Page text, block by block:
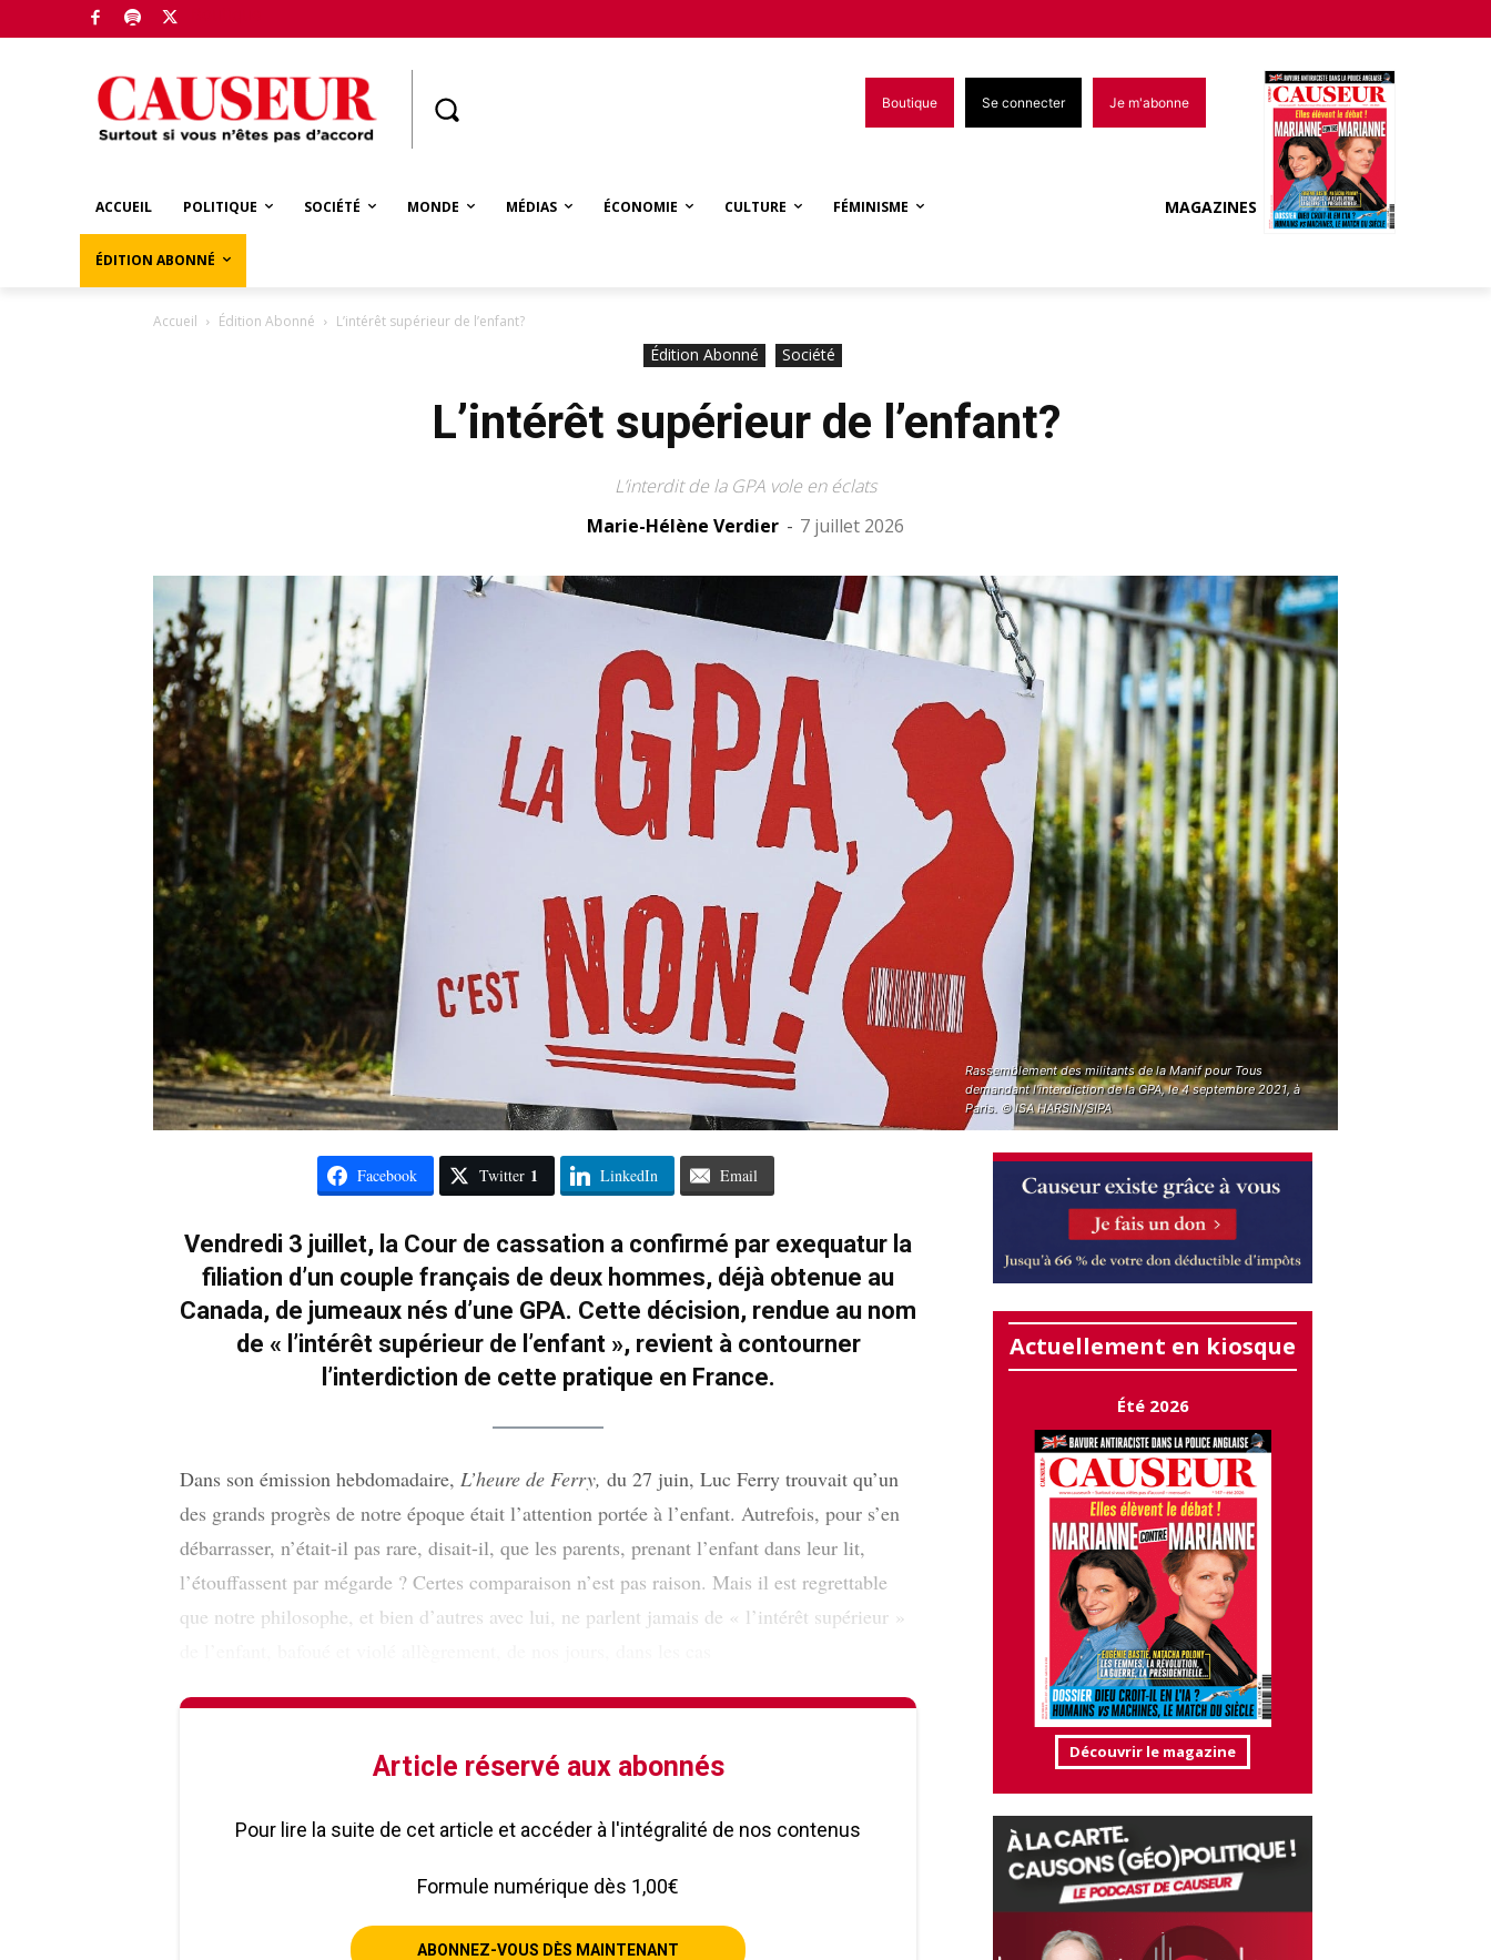
Boutique Se connecter Je m'abonne
ACCUEIL POLITIQUE SOCIÉTÉ MONDE MÉDIAS ÉCONOMIE CULTURE FÉMINISME
ÉDITION ABONNÉ
MAGAZINES
Accueil Édition Abonné L’intérêt supérieur de l’enfant?
Édition Abonné Société
L’intérêt supérieur de l’enfant?
L’interdit de la GPA vole en éclats
Marie-Hélène Verdier - 7 juillet 2026
Rassemblement des militants de la Manif pour Tous
demandant l'interdiction de la GPA, le 4 septembre 2021, à
Paris. © ISA HARSIN/SIPA
Facebook Twitter 1 LinkedIn Email
Vendredi 3 juillet, la Cour de cassation a confirmé par exequatur la
filiation d’un couple français de deux hommes, déjà obtenue au
Canada, de jumeaux nés d’une GPA. Cette décision, rendue au nom
de « l’intérêt supérieur de l’enfant », revient à contourner
l’interdiction de cette pratique en France.
Dans son émission hebdomadaire, L’heure de Ferry, du 27 juin, Luc Ferry trouvait qu’un
des grands progrès de notre époque était l’attention portée à l’enfant. Autrefois, pour s’en
débarrasser, n’était-il pas rare, disait-il, que les parents, prenant l’enfant dans leur lit,
l’étouffassent par mégarde ? Certes comparaison n’est pas raison. Mais il est regrettable
que notre philosophe, et bien d’autres avec lui, ne parlent jamais de « l’intérêt supérieur »
Article réservé aux abonnés
Pour lire la suite de cet article et accéder à l'intégralité de nos contenus
Formule numérique dès 1,00€
ABONNEZ-VOUS DÈS MAINTENANT
Actuellement en kiosque
Été 2026
Découvrir le magazine